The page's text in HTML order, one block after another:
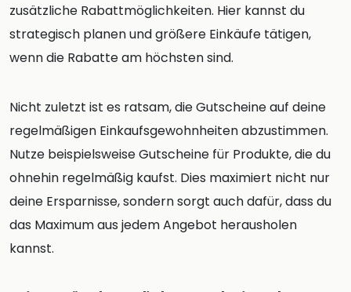
zusätzliche Rabattmöglichkeiten. Hier kannst du
strategisch planen und größere Einkäufe tätigen,
wenn die Rabatte am höchsten sind.
Nicht zuletzt ist es ratsam, die Gutscheine auf deine
regelmäßigen Einkaufsgewohnheiten abzustimmen.
Nutze beispielsweise Gutscheine für Produkte, die du
ohnehin regelmäßig kaufst. Dies maximiert nicht nur
deine Ersparnisse, sondern sorgt auch dafür, dass du
das Maximum aus jedem Angebot herausholen
kannst.